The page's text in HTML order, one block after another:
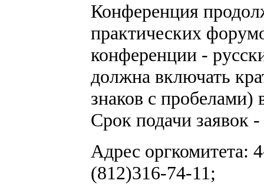
Конференция
практических
конференции -
должна включать
знаков с пробелами)
Срок подачи заявок
Адрес оргкомитета:
(812)316-74-11;